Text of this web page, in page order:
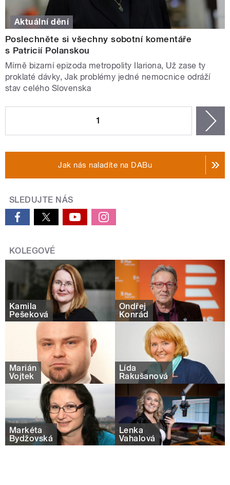
Aktuální dění
Poslechněte si všechny sobotní komentáře
s Patricií Polanskou
Mírně bizarní epizoda metropolity Ilariona, Už zase ty
proklaté dávky, Jak problémy jedné nemocnice odráží
stav celého Slovenska
1
Jak nás naladíte na DABu
SLEDUJTE NÁS
KOLEGOVÉ
Kamila
Pešeková
Ondřej
Konrád
Marián
Vojtek
Lída
Rakušanová
Markéta
Bydžovská
Lenka
Vahalová